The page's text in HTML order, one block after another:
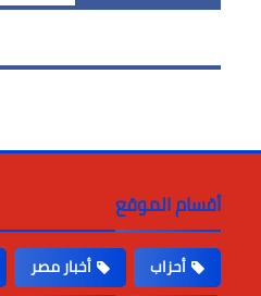
أقسام الموقع
أحزاب أخبار مصر